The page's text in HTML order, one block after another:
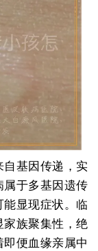
基因传递，实
属于多基因遗传
显现症状。临
家族聚集性，绝
便血缘亲属中